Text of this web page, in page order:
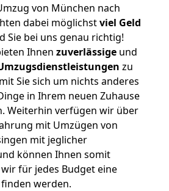
von München nach
dabei möglichstviel Geld
Sie bei uns genau richtig!
Ihnen zuverlässige und
zu
Sie sich um nichts anderes
in Ihrem neuen Zuhause
Weiterhin verfügen wir über
mit Umzügen von
mit jeglicher
können Ihnen somit
für jedes Budget eine
werden.